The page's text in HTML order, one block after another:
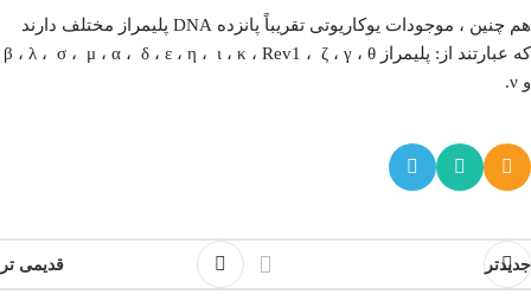
هم چنین ، موجودات یوکاریوتی تقریباً پانزده DNA پلیمراز مختلف دارند
که عبارتند از: پلیمراز β ، λ ، σ ، μ ، α ، δ ، ε ، η ، ι ، κ ، Rev1 ، ζ ، γ ، θ
و ν.
جدیدتر قدیمی تر